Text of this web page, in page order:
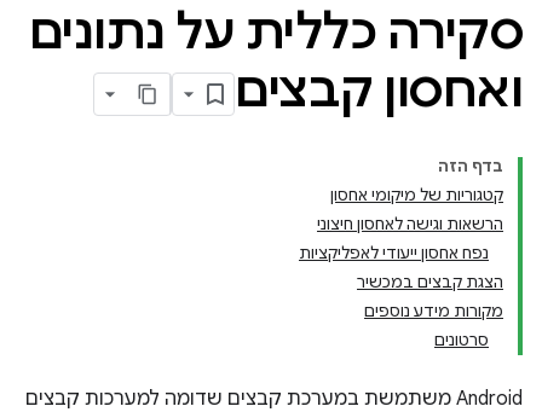
סקירה כללית על נתונים
ואחסון קבצים
בדף הזה
קטגוריות של מיקומי אחסון
הרשאות וגישה לאחסון חיצוני
נפח אחסון ייעודי לאפליקציות
הצגת קבצים במכשיר
מקורות מידע נוספים
סרטונים
‫Android משתמשת במערכת קבצים שדומה למערכות קבצים